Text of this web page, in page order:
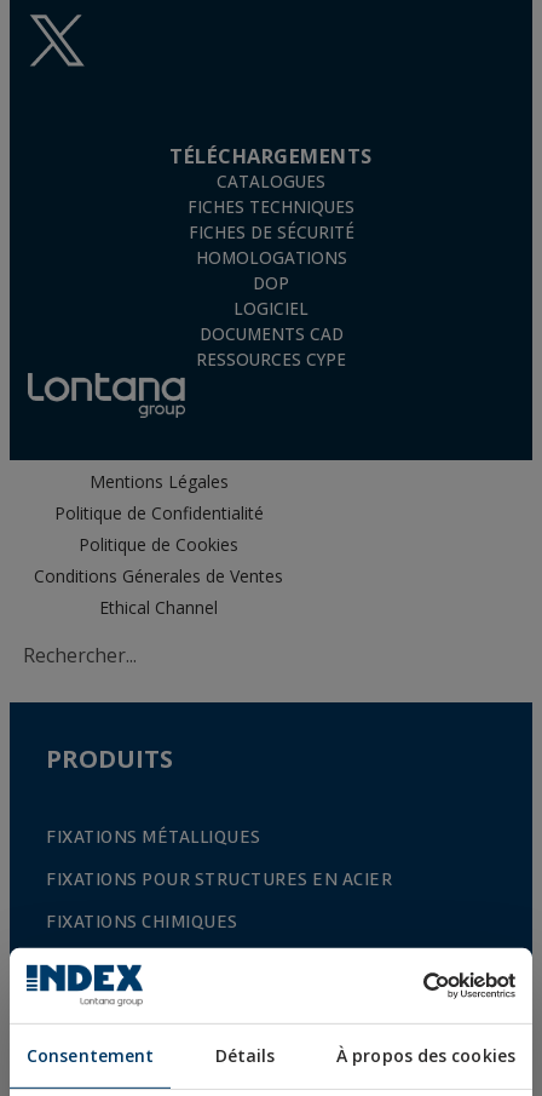
Consentement Détails À propos des cookies
TÉLÉCHARGEMENTS
CATALOGUES
FICHES TECHNIQUES
FICHES DE SÉCURITÉ
HOMOLOGATIONS
DOP
LOGICIEL
DOCUMENTS CAD
RESSOURCES CYPE
Mentions Légales
Politique de Confidentialité
Politique de Cookies
Conditions Génerales de Ventes
Ethical Channel
PRODUITS
FIXATIONS MÉTALLIQUES
FIXATIONS POUR STRUCTURES EN ACIER
FIXATIONS CHIMIQUES
FIXATIONS PLASTIQUES
FIXATIONS ET ACCESOIRES POUR SYSTÈMES D
´ISOLATION THERMIQUE (ITE)
FIXATIONS POUR MATÉRIAUX CREUX